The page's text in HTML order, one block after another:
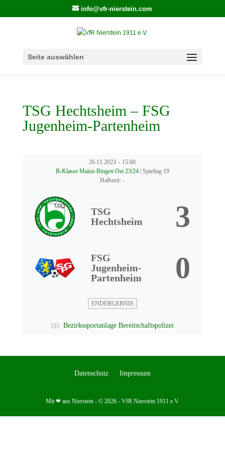
info@vfr-nierstein.com
Seite auswählen
TSG Hechtsheim – FSG
Jugenheim-Partenheim
26.11.2023 - 15:00
B-Klasse Mainz-Bingen Ost 23/24 | Spieltag 19
Halbzeit: -
TSG
Hechtsheim
3
FSG
Jugenheim-
Partenheim
0
ENDERGEBNIS
Bezirkssportanlage Bereitschaftspolizei
Datenschutz Impressum
Mit ❤ aus Nierstein - © 2026 - VfR Nierstein 1911 e.V.